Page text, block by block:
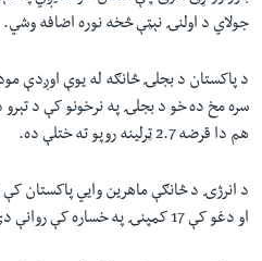
جولاي د اولنۍ نېټې څخه نوره اضافه وشي.
د پاکستان د بجلۍ څانګه له يوې اوږدې
سره مخ ده خو د بجلۍ په نرخونو کې د تېرو
هم دا قرضه 2.7 ټرلينه روپو ته ختلې ده.
او دغو کې 17 کمپنۍ په خساره کې روانې دي.